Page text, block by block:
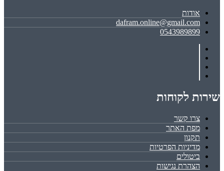
אודות
dafram.online@gmail.com
0543989899
שירות לקוחות
צרו קשר
מפת האתר
תקנון
מדיניות הפרטיות
ביטולים
הצהרת נגישות